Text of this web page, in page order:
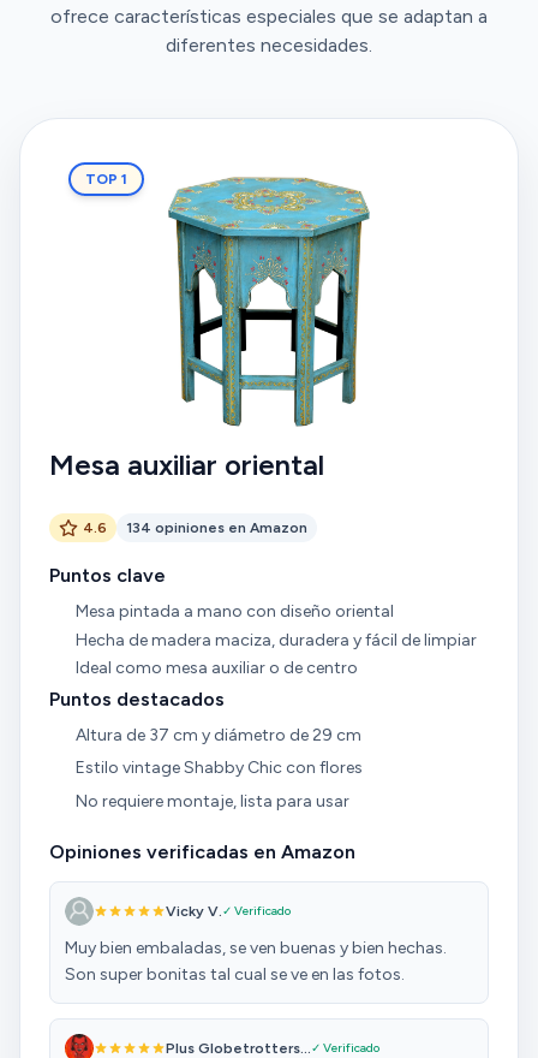
ofrece características especiales que se adaptan a
diferentes necesidades.
TOP 1
Mesa auxiliar oriental
4.6 134 opiniones en Amazon
Puntos clave
Mesa pintada a mano con diseño oriental
Hecha de madera maciza, duradera y fácil de limpiar
Ideal como mesa auxiliar o de centro
Puntos destacados
Altura de 37 cm y diámetro de 29 cm
Estilo vintage Shabby Chic con flores
No requiere montaje, lista para usar
Opiniones verificadas en Amazon
Vicky V. ✓ Verificado
Muy bien embaladas, se ven buenas y bien hechas.
Son super bonitas tal cual se ve en las fotos.
Plus Globetrotters... ✓ Verificado